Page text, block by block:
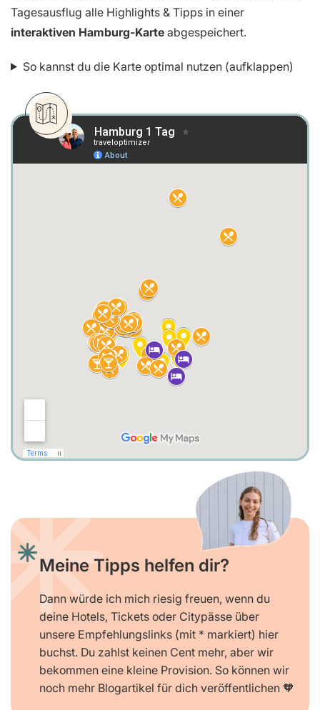
Tagesausflug alle Highlights & Tipps in einer
interaktiven Hamburg-Karte abgespeichert.
So kannst du die Karte optimal nutzen (aufklappen)
Meine Tipps helfen dir?
Dann würde ich mich riesig freuen, wenn du
deine Hotels, Tickets oder Citypässe über
unsere Empfehlungslinks (mit * markiert) hier
buchst. Du zahlst keinen Cent mehr, aber wir
bekommen eine kleine Provision. So können wir
noch mehr Blogartikel für dich veröffentlichen 🧡